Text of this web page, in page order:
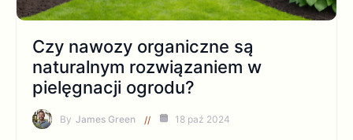
Czy nawozy organiczne są
naturalnym rozwiązaniem w
pielęgnacji ogrodu?
By James Green 18 paź 2024